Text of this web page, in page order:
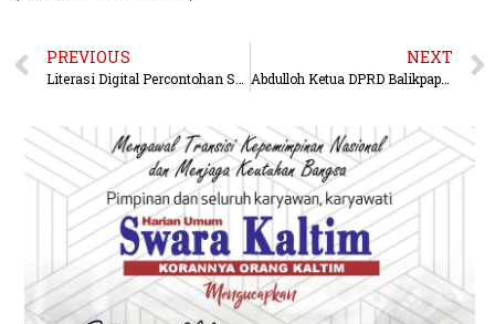
PREVIOUS
Literasi Digital Percontohan Sasar Enam Kecamatan di Kutim
NEXT
Abdulloh Ketua DPRD Balikpapan Dinobatkan Sebagai Inovator Perubahan di Ajang Indonesia Future Leaders Awards 2023.